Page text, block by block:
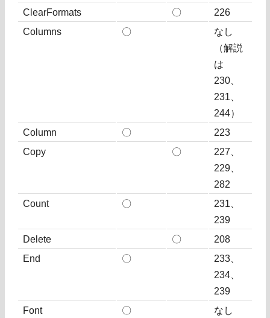
ClearFormats
〇
226
Columns
〇
なし
（解説
は
230、
231、
244）
Column
〇
223
Copy
〇
227、
229、
282
Count
〇
231、
239
Delete
〇
208
End
〇
233、
234、
239
Font
〇
なし